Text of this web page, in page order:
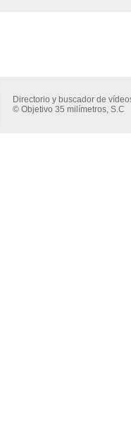
Directorio y buscador de
© Objetivo 35 milímetros, S.C